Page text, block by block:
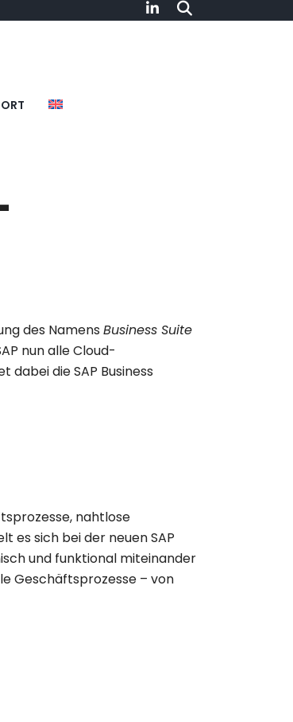
des Namens Business Suite
nun alle Cloud-
dabei dieSAP Business
nahtlose
es sich bei der neuen SAP
und funktional miteinander
Geschäftsprozesse – von